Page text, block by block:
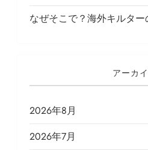
なぜそこで？海外キルタ
アーカ
2026年8月
2026年7月